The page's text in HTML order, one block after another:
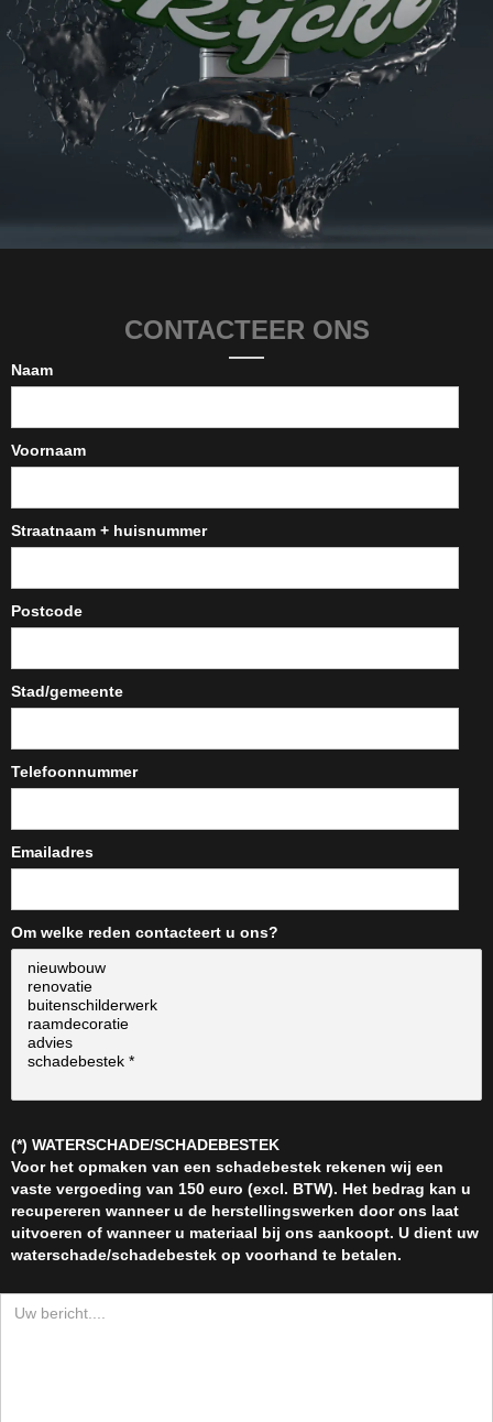
CONTACTEER ONS
Naam
Voornaam
Straatnaam + huisnummer
Postcode
Stad/gemeente
Telefoonnummer
Emailadres
Om welke reden contacteert u ons?
(*) WATERSCHADE/SCHADEBESTEK
Voor het opmaken van een schadebestek rekenen wij een
vaste vergoeding van 150 euro (excl. BTW). Het bedrag kan u
recupereren wanneer u de herstellingswerken door ons laat
uitvoeren of wanneer u materiaal bij ons aankoopt. U dient uw
waterschade/schadebestek op voorhand te betalen.